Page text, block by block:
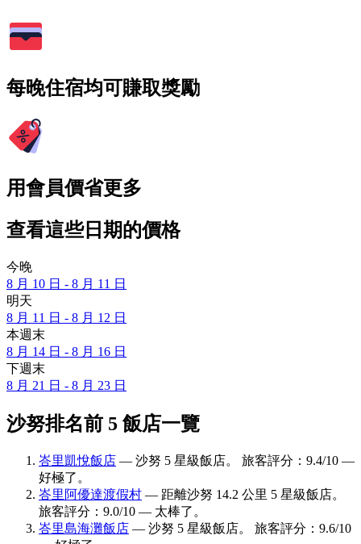
每晚住宿均可賺取獎勵
用會員價省更多
查看這些日期的價格
今晚
8 月 10 日 - 8 月 11 日
明天
8 月 11 日 - 8 月 12 日
本週末
8 月 14 日 - 8 月 16 日
下週末
8 月 21 日 - 8 月 23 日
沙努排名前 5 飯店一覽
峇里凱悅飯店 — 沙努 5 星級飯店。 旅客評分：9.4/10 —
好極了。
峇里阿優達渡假村 — 距離沙努 14.2 公里 5 星級飯店。
旅客評分：9.0/10 — 太棒了。
峇里島海灘飯店 — 沙努 5 星級飯店。 旅客評分：9.6/10